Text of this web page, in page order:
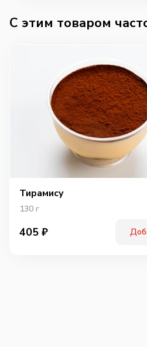
C этим товаром
Тирамису
130 г
405 ₽